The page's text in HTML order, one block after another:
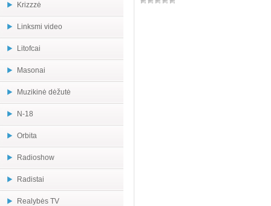
Krizzzė
Linksmi video
Litofcai
Masonai
Muzikinė dėžutė
N-18
Orbita
Radioshow
Radistai
Realybės TV